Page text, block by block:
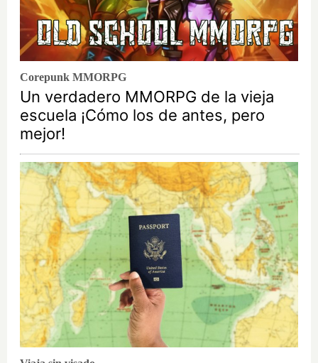
Corepunk MMORPG
Un verdadero MMORPG de la vieja
escuela ¡Cómo los de antes, pero
mejor!